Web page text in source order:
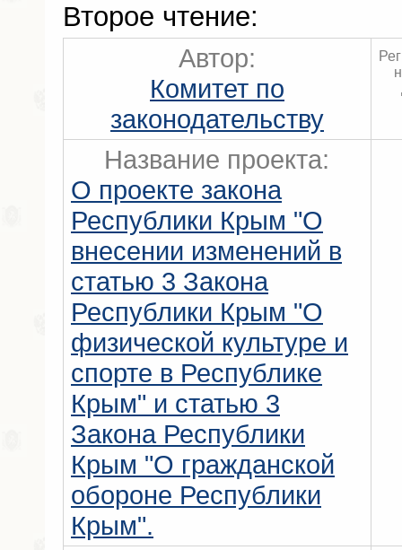
Второе чтение:
Автор:
Комитет по
законодательству
Название проекта:
О проекте закона
Республики Крым "О
внесении изменений в
статью 3 Закона
Республики Крым "О
физической культуре и
спорте в Республике
Крым" и статью 3
Закона Республики
Крым "О гражданской
обороне Республики
Крым".